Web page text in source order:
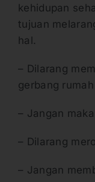
kehidupan
tujuan
hal.
– Dilarang
gerbang
– Jangan
– Dilarang
– Jangan